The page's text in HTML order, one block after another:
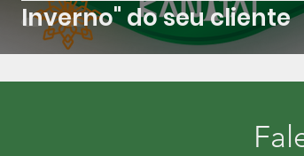
Inverno" do seu cliente